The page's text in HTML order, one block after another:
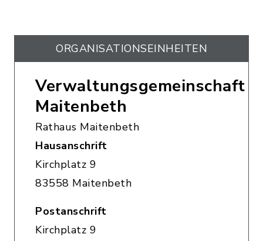
ORGANISATIONS­EINHEITEN
Verwaltungsgemeinschaft
Maitenbeth
Rathaus Maitenbeth
Hausanschrift
Kirchplatz 9
83558 Maitenbeth
Postanschrift
Kirchplatz 9